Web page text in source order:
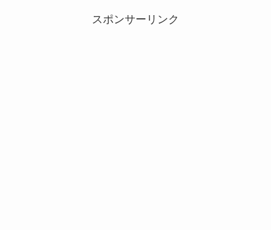
スポンサーリンク